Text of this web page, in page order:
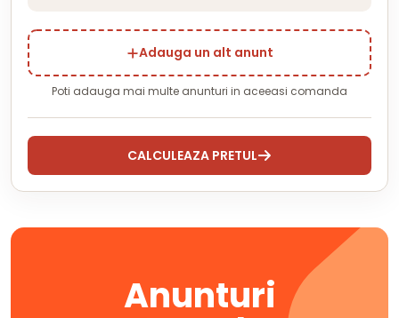
Anunturi
Adauga un alt anunt
Poti adauga mai multe anunturi in aceeasi comanda
CALCULEAZA PRETUL